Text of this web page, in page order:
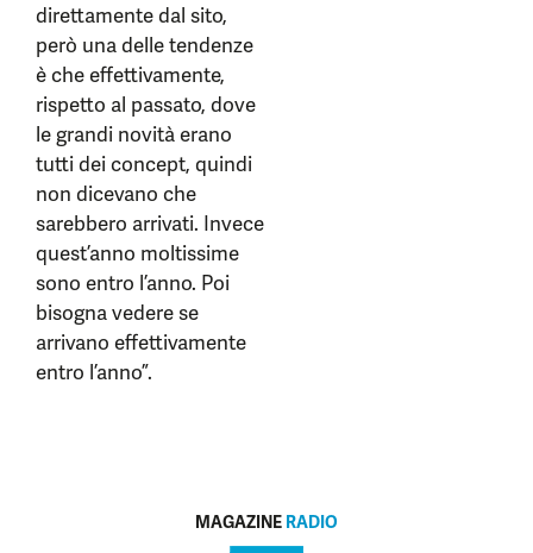
direttamente dal sito,
però una delle tendenze
è che effettivamente,
rispetto al passato, dove
le grandi novità erano
tutti dei concept, quindi
non dicevano che
sarebbero arrivati. Invece
quest’anno moltissime
sono entro l’anno. Poi
bisogna vedere se
arrivano effettivamente
entro l’anno”.
MAGAZINE RADIO